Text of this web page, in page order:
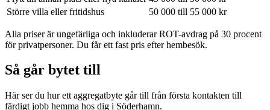
Större villa eller fritidshus
50 000 till 55 000 kr
Alla priser är ungefärliga och inkluderar ROT-avdrag på 30 procent
för privatpersoner. Du får ett fast pris efter hembesök.
Så går bytet till
Här ser du hur ett aggregatbyte går till från första kontakten till
färdigt jobb hemma hos dig i Söderhamn.